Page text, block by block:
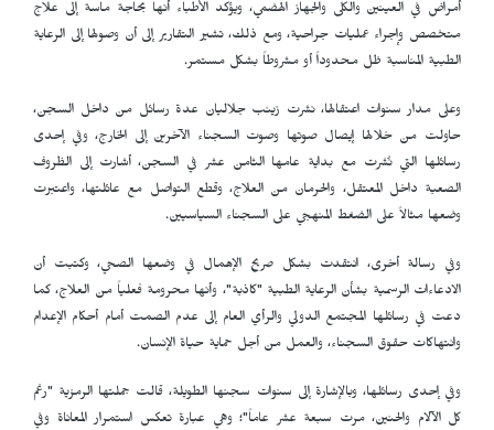
أمراض في العينين والكلى والجهاز الهضمي، ويؤكد الأطباء أنها بحاجة ماسة إلى علاج
متخصص وإجراء عمليات جراحية، ومع ذلك، تشير التقارير إلى أن وصولها إلى الرعاية
الطبية المناسبة ظل محدوداً أو مشروطاً بشكل مستمر.
وعلى مدار سنوات اعتقالها، نشرت زينب جلاليان عدة رسائل من داخل السجن،
حاولت من خلالها إيصال صوتها وصوت السجناء الآخرين إلى الخارج، وفي إحدى
رسائلها التي نُشرت مع بداية عامها الثامن عشر في السجن، أشارت إلى الظروف
الصعبة داخل المعتقل، والحرمان من العلاج، وقطع التواصل مع عائلتها، واعتبرت
وضعها مثالاً على الضغط المنهجي على السجناء السياسيين.
وفي رسالة أخرى، انتقدت بشكل صريح الإهمال في وضعها الصحي، وكتبت أن
الادعاءات الرسمية بشأن الرعاية الطبية "كاذبة"، وأنها محرومة فعلياً من العلاج، كما
دعت في رسائلها المجتمع الدولي والرأي العام إلى عدم الصمت أمام أحكام الإعدام
وانتهاكات حقوق السجناء، والعمل من أجل حماية حياة الإنسان.
وفي إحدى رسائلها، وبالإشارة إلى سنوات سجنها الطويلة، قالت جملتها الرمزية "رغم
كل الآلام والحنين، مرت سبعة عشر عاماً"؛ وهي عبارة تعكس استمرار المعاناة وفي